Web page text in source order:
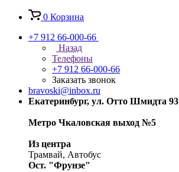
0 Корзина
+7 912 66-000-66
Назад
Телефоны
+7 912 66-000-66
Заказать звонок
bravoski@inbox.ru
Екатеринбург, ул. Отто Шмидта 93
Метро Чкаловская выход №5
Из центра
Трамвай, Автобус
Ост. "Фрунзе"